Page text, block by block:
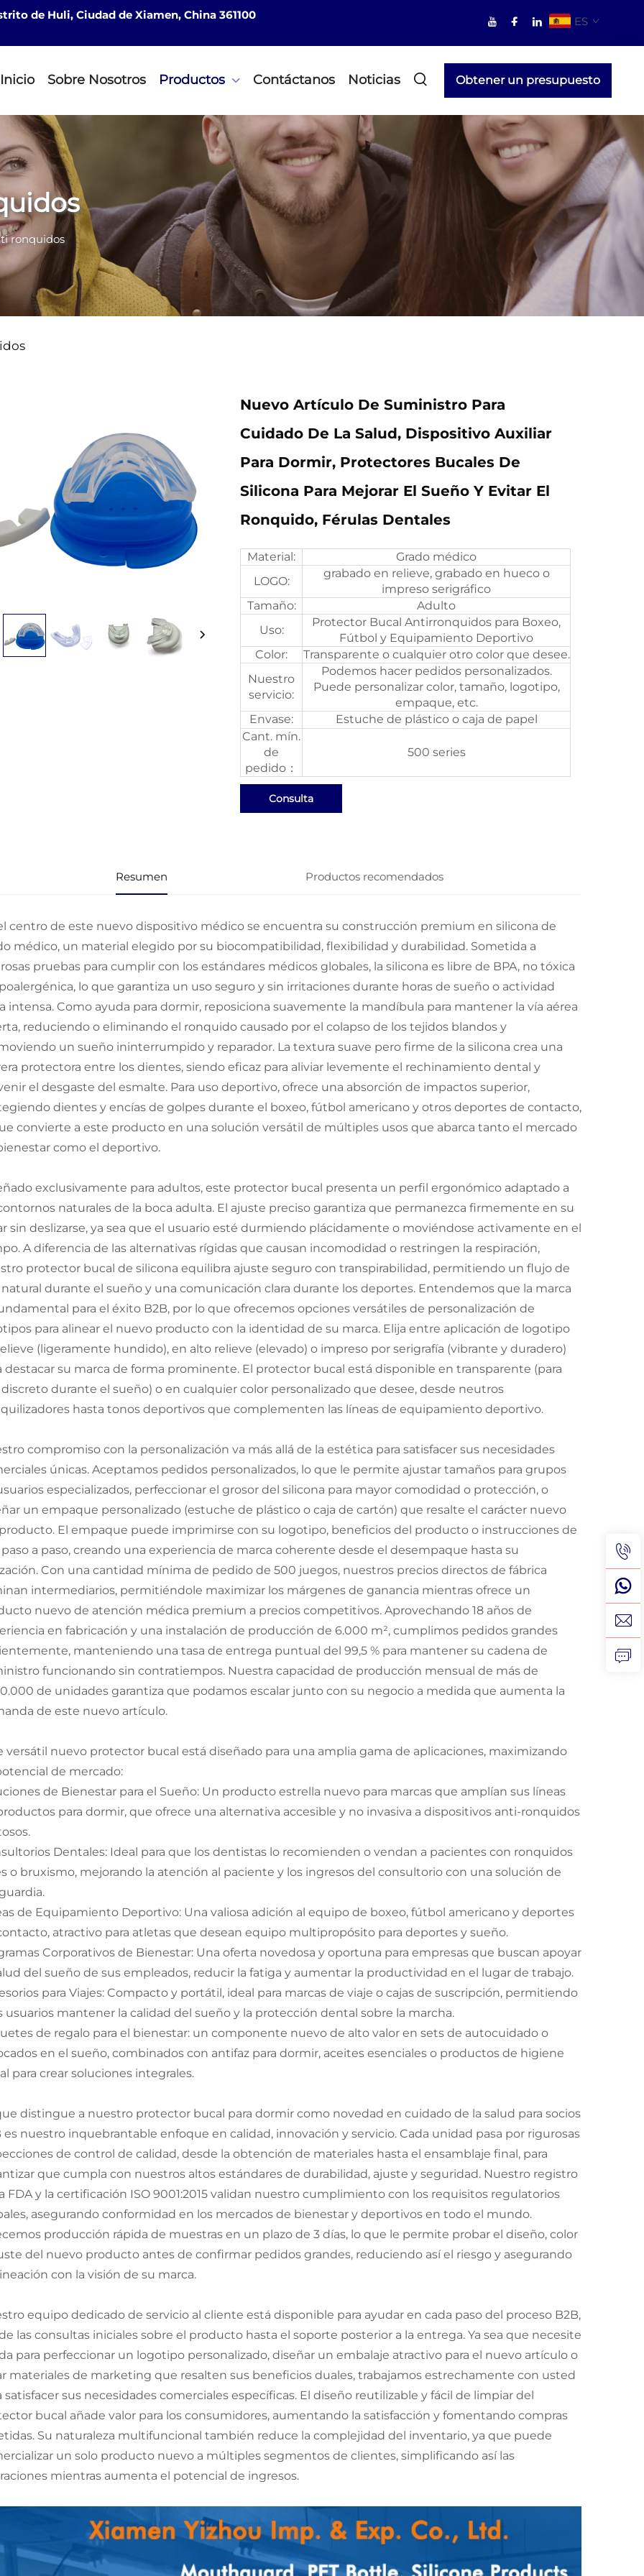
de Huli, Ciudad de Xiamen, China 361100
ES
Sobre Nosotros Productos Contáctanos Noticias Obtener un presupuesto
ronquidos
Nuevo Artículo De Suministro Para
Cuidado De La Salud, Dispositivo Auxiliar
Para Dormir, Protectores Bucales De
Silicona Para Mejorar El Sueño Y Evitar El
Ronquido, Férulas Dentales
Material:
Grado médico
LOGO:
grabado en relieve, grabado en hueco o
impreso serigráfico
Tamaño:
Adulto
Uso:
Protector Bucal Antirronquidos para Boxeo,
Fútbol y Equipamiento Deportivo
Color:
Transparente o cualquier otro color que desee.
Nuestro
servicio:
Podemos hacer pedidos personalizados.
Puede personalizar color, tamaño, logotipo,
empaque, etc.
Envase:
Estuche de plástico o caja de papel
Cant. mín.
de
pedido：
500 series
Consulta
Resumen Productos recomendados
centro de este nuevo dispositivo médico se encuentra su construcción premium en silicona de
médico, un material elegido por su biocompatibilidad, flexibilidad y durabilidad. Sometida a
pruebas para cumplir con los estándares médicos globales, la silicona es libre de BPA, no tóxica
lo que garantiza un uso seguro y sin irritaciones durante horas de sueño o actividad
intensa. Como ayuda para dormir, reposiciona suavemente la mandíbula para mantener la vía aérea
reduciendo o eliminando el ronquido causado por el colapso de los tejidos blandos y
un sueño ininterrumpido y reparador. La textura suave pero firme de la silicona crea una
protectora entre los dientes, siendo eficaz para aliviar levemente el rechinamiento dental y
el desgaste del esmalte. Para uso deportivo, ofrece una absorción de impactos superior,
dientes y encías de golpes durante el boxeo, fútbol americano y otros deportes de contacto,
convierte a este producto en una solución versátil de múltiples usos que abarca tanto el mercado
como el deportivo.
exclusivamente para adultos, este protector bucal presenta un perfil ergonómico adaptado a
naturales de la boca adulta. El ajuste preciso garantiza que permanezca firmemente en su
sin deslizarse, ya sea que el usuario esté durmiendo plácidamente o moviéndose activamente en el
A diferencia de las alternativas rígidas que causan incomodidad o restringen la respiración,
protector bucal de silicona equilibra ajuste seguro con transpirabilidad, permitiendo un flujo de
natural durante el sueño y una comunicación clara durante los deportes. Entendemos que la marca
para el éxito B2B, por lo que ofrecemos opciones versátiles de personalización de
para alinear el nuevo producto con la identidad de su marca. Elija entre aplicación de logotipo
(ligeramente hundido), en alto relieve (elevado) o impreso por serigrafía (vibrante y duradero)
destacar su marca de forma prominente. El protector bucal está disponible en transparente (para
discreto durante el sueño) o en cualquier color personalizado que desee, desde neutros
hasta tonos deportivos que complementen las líneas de equipamiento deportivo.
compromiso con la personalización va más allá de la estética para satisfacer sus necesidades
únicas. Aceptamos pedidos personalizados, lo que le permite ajustar tamaños para grupos
especializados, perfeccionar el grosor del silicona para mayor comodidad o protección, o
un empaque personalizado (estuche de plástico o caja de cartón) que resalte el carácter nuevo
El empaque puede imprimirse con su logotipo, beneficios del producto o instrucciones de
paso a paso, creando una experiencia de marca coherente desde el desempaque hasta su
Con una cantidad mínima de pedido de 500 juegos, nuestros precios directos de fábrica
intermediarios, permitiéndole maximizar los márgenes de ganancia mientras ofrece un
nuevo de atención médica premium a precios competitivos. Aprovechando 18 años de
en fabricación y una instalación de producción de 6.000 m², cumplimos pedidos grandes
manteniendo una tasa de entrega puntual del 99,5 % para mantener su cadena de
funcionando sin contratiempos. Nuestra capacidad de producción mensual de más de
de unidades garantiza que podamos escalar junto con su negocio a medida que aumenta la
de este nuevo artículo.
versátil nuevo protector bucal está diseñado para una amplia gama de aplicaciones, maximizando
de mercado:
de Bienestar para el Sueño: Un producto estrella nuevo para marcas que amplían sus líneas
para dormir, que ofrece una alternativa accesible y no invasiva a dispositivos anti-ronquidos
Dentales: Ideal para que los dentistas lo recomienden o vendan a pacientes con ronquidos
o bruxismo, mejorando la atención al paciente y los ingresos del consultorio con una solución de
de Equipamiento Deportivo: Una valiosa adición al equipo de boxeo, fútbol americano y deportes
atractivo para atletas que desean equipo multipropósito para deportes y sueño.
Corporativos de Bienestar: Una oferta novedosa y oportuna para empresas que buscan apoyar
del sueño de sus empleados, reducir la fatiga y aumentar la productividad en el lugar de trabajo.
para Viajes: Compacto y portátil, ideal para marcas de viaje o cajas de suscripción, permitiendo
usuarios mantener la calidad del sueño y la protección dental sobre la marcha.
de regalo para el bienestar: un componente nuevo de alto valor en sets de autocuidado o
en el sueño, combinados con antifaz para dormir, aceites esenciales o productos de higiene
para crear soluciones integrales.
distingue a nuestro protector bucal para dormir como novedad en cuidado de la salud para socios
es nuestro inquebrantable enfoque en calidad, innovación y servicio. Cada unidad pasa por rigurosas
de control de calidad, desde la obtención de materiales hasta el ensamblaje final, para
que cumpla con nuestros altos estándares de durabilidad, ajuste y seguridad. Nuestro registro
FDA y la certificación ISO 9001:2015 validan nuestro cumplimiento con los requisitos regulatorios
asegurando conformidad en los mercados de bienestar y deportivos en todo el mundo.
producción rápida de muestras en un plazo de 3 días, lo que le permite probar el diseño, color
del nuevo producto antes de confirmar pedidos grandes, reduciendo así el riesgo y asegurando
con la visión de su marca.
equipo dedicado de servicio al cliente está disponible para ayudar en cada paso del proceso B2B,
las consultas iniciales sobre el producto hasta el soporte posterior a la entrega. Ya sea que necesite
para perfeccionar un logotipo personalizado, diseñar un embalaje atractivo para el nuevo artículo o
materiales de marketing que resalten sus beneficios duales, trabajamos estrechamente con usted
satisfacer sus necesidades comerciales específicas. El diseño reutilizable y fácil de limpiar del
bucal añade valor para los consumidores, aumentando la satisfacción y fomentando compras
Su naturaleza multifuncional también reduce la complejidad del inventario, ya que puede
un solo producto nuevo a múltiples segmentos de clientes, simplificando así las
mientras aumenta el potencial de ingresos.